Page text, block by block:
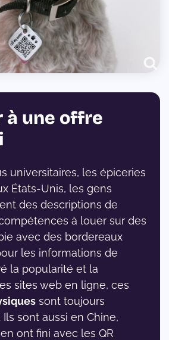
à une offre
universitaires, les épiceries
États-Unis, les gens
des descriptions de
à louer sur des
avec des bordereaux
les informations de
la popularité et la
sites web en ligne, ces
sont toujours
sont aussi en Chine,
ont fini avec les QR